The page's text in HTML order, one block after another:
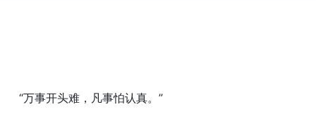
“万事开头难，凡事怕认真。”